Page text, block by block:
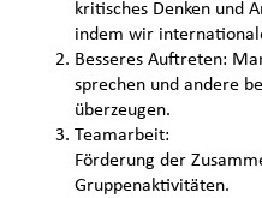
kritisches Denken und
indem wir
Besseres Auftreten:
sprechen und andere
überzeugen.
Teamarbeit:
Förderung der
Gruppenaktivitäten.